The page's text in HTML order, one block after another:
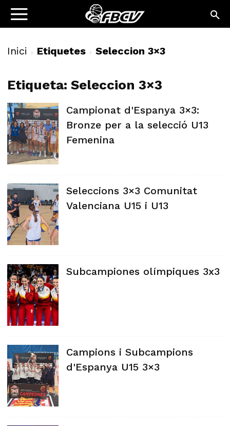
Inici Etiquetes Seleccion 3×3
Etiqueta: Seleccion 3×3
Campionat d'Espanya 3×3:
Bronze per a la selecció U13
Femenina
Seleccions 3×3 Comunitat
Valenciana U15 i U13
Subcampiones olímpiques 3x3
Campions i Subcampions
d'Espanya U15 3×3